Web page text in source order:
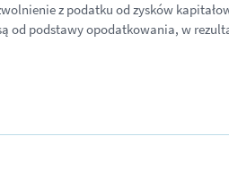
z podatku od zysków
od podstawy opodatkowania, w